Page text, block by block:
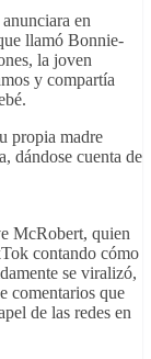
en
llamó Bonnie-
la joven
y compartía
propia madre
dándose cuenta de
McRobert, quien
contando cómo
se viralizó,
comentarios que
de las redes en